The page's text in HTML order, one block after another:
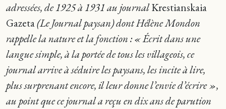
adressées, de 1925 à 1931 au journalKrestianskaia
Gazeta(Le Journal paysan) dont Hélène Mondon
rappelle la nature et la fonction : « Écrit dans une
langue simple, à la portée de tous les villageois, ce
journal arrive à séduire les paysans, les incite à lire,
plus surprenant encore, il leur donne l’envie d’écrire »,
au point que ce journal a reçu en dix ans de parution